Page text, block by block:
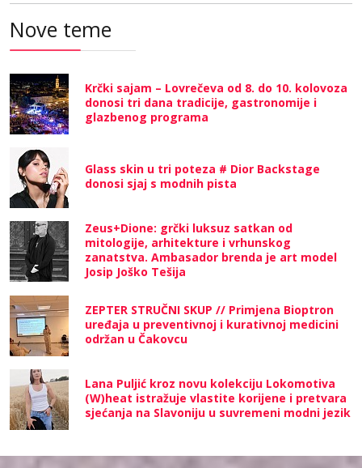
Nove teme
Krčki sajam – Lovrečeva od 8. do 10. kolovoza
donosi tri dana tradicije, gastronomije i
glazbenog programa
Glass skin u tri poteza # Dior Backstage
donosi sjaj s modnih pista
Zeus+Dione: grčki luksuz satkan od
mitologije, arhitekture i vrhunskog
zanatstva. Ambasador brenda je art model
Josip Joško Tešija
ZEPTER STRUČNI SKUP // Primjena Bioptron
uređaja u preventivnoj i kurativnoj medicini
održan u Čakovcu
Lana Puljić kroz novu kolekciju Lokomotiva
(W)heat istražuje vlastite korijene i pretvara
sjećanja na Slavoniju u suvremeni modni jezik